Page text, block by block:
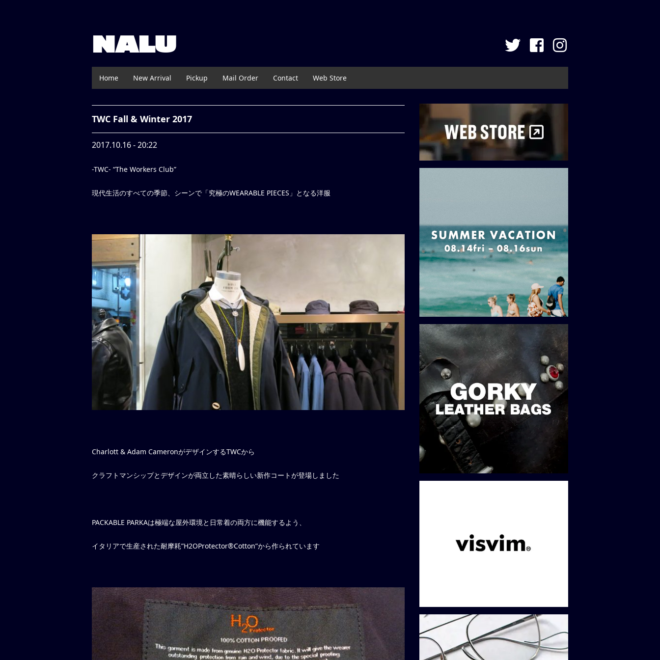
NALU
Home New Arrival Pickup Mail Order Contact Web Store
TWC Fall & Winter 2017
2017.10.16 - 20:22
-TWC- “The Workers Club”
現代生活のすべての季節、シーンで「究極のWEARABLE PIECES」となる洋服
Charlott & Adam CameronがデザインするTWCから
クラフトマンシップとデザインが両立した素晴らしい新作コートが登場しました
PACKABLE PARKAは極端な屋外環境と日常着の両方に機能するよう、
イタリアで生産された耐摩耗”H2OProtector®Cotton”から作られています